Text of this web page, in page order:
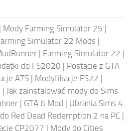
| Mody Farming Simulator 25 |
Simulator 22 Mods |
| Farming Simulator 22 |
do FS2020 | Postacie z GTA
ATS | Modyfikacje FS22 |
| Jak zainstalować mody do Sims
| GTA 6 Mod | Ubrania Sims 4
Red Dead Redemption 2 na PC |
CP2077 | Mody do Cities